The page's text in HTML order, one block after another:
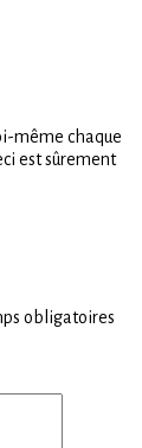
même chaque
est sûrement
obligatoires